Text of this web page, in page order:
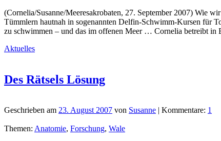
(Cornelia/Susanne/Meeresakrobaten, 27. September 2007) Wie
Tümmlern hautnah in sogenannten Delfin-Schwimm-Kursen für
zu schwimmen – und das im offenen Meer … Cornelia betreibt
Aktuelles
Des Rätsels Lösung
Geschrieben am 23. August 2007 von Susanne | Kommentare: 1
Themen: Anatomie, Forschung, Wale